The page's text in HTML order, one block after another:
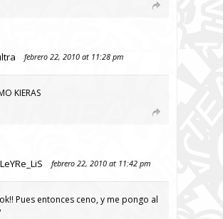
febrero 22, 2010 at 11:28 pm
KIERAS
_LeYRe_LiS febrero 22, 2010 at 11:42 pm
Pues entonces ceno, y me pongo al